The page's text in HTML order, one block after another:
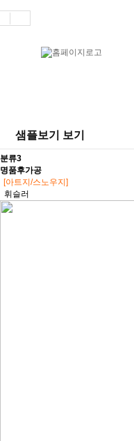
샘플보기 보기
분류3
명품후가공
[아트지/스노우지]
휘슬러